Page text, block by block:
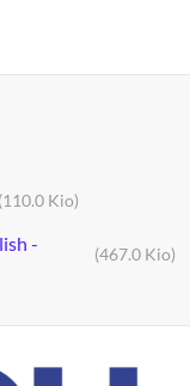
(110.0 Kio)
-
(467.0 Kio)